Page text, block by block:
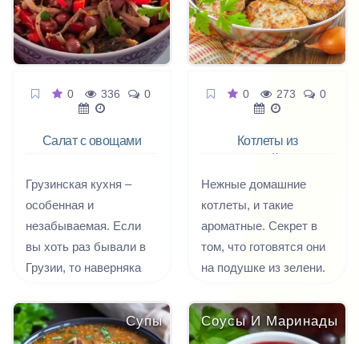
0 336 0
Салат с овощами
Грузинская кухня –
особенная и
незабываемая. Если
вы хоть раз бывали в
Грузии, то наверняка
национальной кухни.
Блюда вкусные,
0 273 0
Котлеты из
Нежные домашние
котлеты, и такие
ароматные. Секрет в
том, что готовятся они
на подушке из зелени.
котлеты из любого
мяса, главное принцип.
Супы Соусы И Маринады